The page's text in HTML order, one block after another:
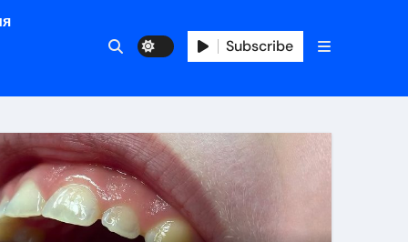
в криптовалюте
Subscribe